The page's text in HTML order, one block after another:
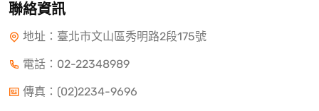
聯絡資訊
地址：臺北市文山區秀明路2段175號
電話： 02-22348989
傳真：(02)2234-9696